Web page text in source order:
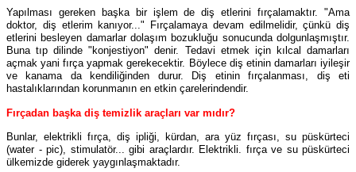
Yapılması gereken başka bir işlem de diş etlerini fırçalamaktır. "Ama
doktor, diş etlerim kanıyor..." Fırçalamaya devam edilmelidir, çünkü diş
etlerini besleyen damarlar dolaşım bozukluğu sonucunda dolgunlaşmıştır.
Buna tıp dilinde "konjestiyon" denir. Tedavi etmek için kılcal damarları
açmak yani fırça yapmak gerekecektir. Böylece diş etinin damarları iyileşir
ve kanama da kendiliğinden durur. Diş etinin fırçalanması, diş eti
hastalıklarından korunmanın en etkin çarelerindendir.
Fırçadan başka diş temizlik araçları var mıdır?
Bunlar, elektrikli fırça, diş ipliği, kürdan, ara yüz fırçası, su püskürteci
(water - pic), stimulatör... gibi araçlardır. Elektrikli. fırça ve su püskürteci
ülkemizde giderek yaygınlaşmaktadır.